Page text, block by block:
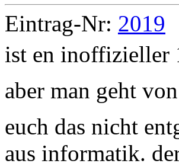
Eintrag-Nr: 2019
ist en inoffizieller
aber man geht
euch das nicht
aus informatik.